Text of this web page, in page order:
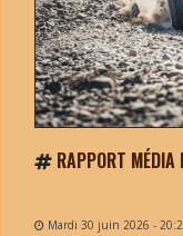
RAPPORT
Mardi 30 juin 2026 -